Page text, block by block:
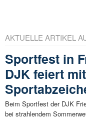
AKTUELLE ARTIKEL
Sportfest in
DJK feiert
Beim Sportfest der DJK
bei strahlendem